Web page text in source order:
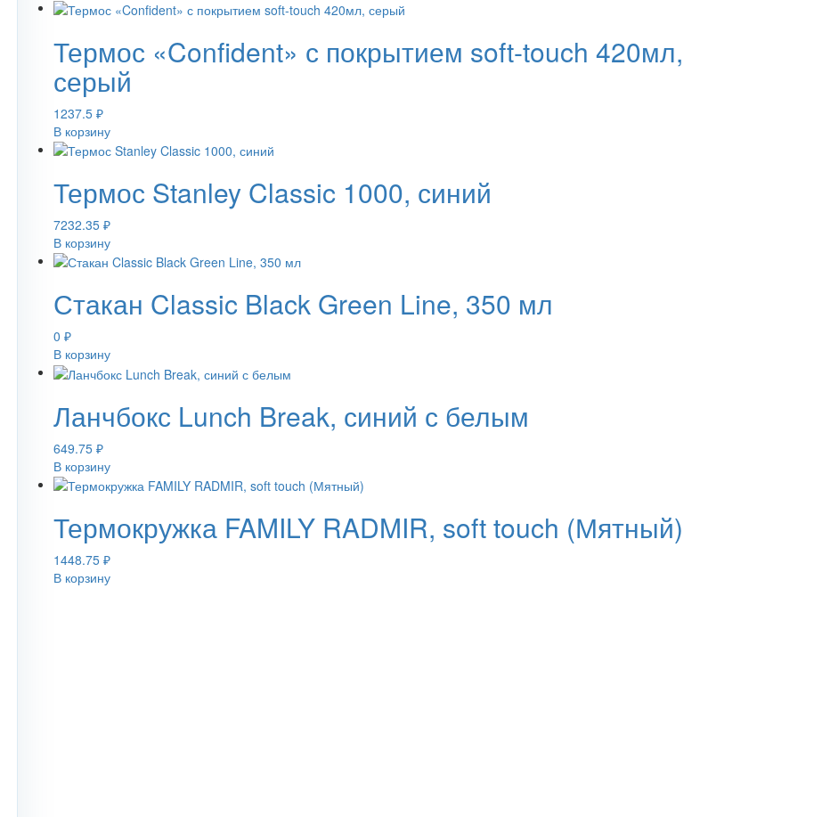
Термос «Confident» с покрытием soft-touch 420мл,
серый
1237.5 ₽
В корзину
Термос Stanley Classic 1000, синий
7232.35 ₽
В корзину
Стакан Classic Black Green Line, 350 мл
0 ₽
В корзину
Ланчбокс Lunch Break, синий с белым
649.75 ₽
В корзину
Термокружка FAMILY RADMIR, soft touch (Мятный)
1448.75 ₽
В корзину